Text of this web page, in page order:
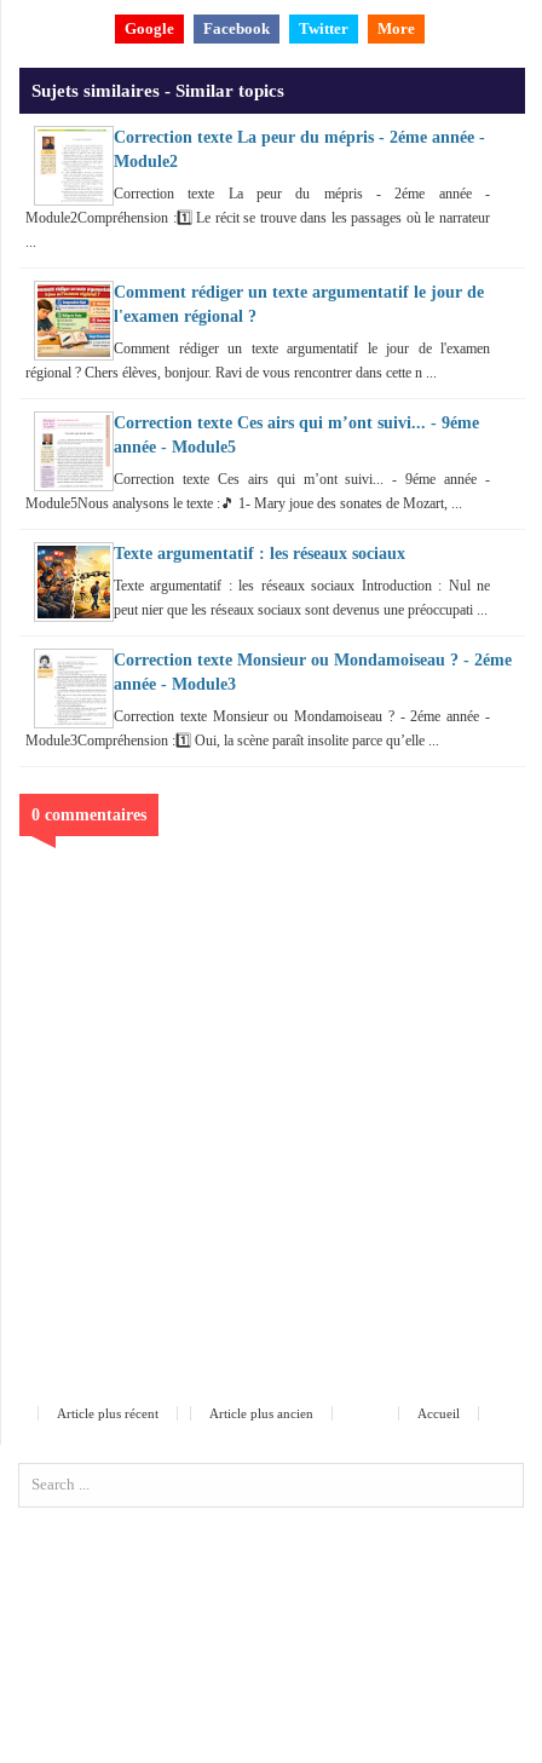
Google Facebook Twitter More
Sujets similaires - Similar topics
Correction texte La peur du mépris - 2éme année -
Module2
Correction texte La peur du mépris - 2éme année -
Module2Compréhension :1️⃣ Le récit se trouve dans les passages où le narrateur
...
Comment rédiger un texte argumentatif le jour de
l'examen régional ?
Comment rédiger un texte argumentatif le jour de l'examen
régional ? Chers élèves, bonjour. Ravi de vous rencontrer dans cette n ...
Correction texte Ces airs qui m’ont suivi... - 9éme
année - Module5
Correction texte Ces airs qui m’ont suivi... - 9éme année -
Module5Nous analysons le texte :🎵 1- Mary joue des sonates de Mozart, ...
Texte argumentatif : les réseaux sociaux
Texte argumentatif : les réseaux sociaux Introduction : Nul ne
peut nier que les réseaux sociaux sont devenus une préoccupati ...
Correction texte Monsieur ou Mondamoiseau ? - 2éme
année - Module3
Correction texte Monsieur ou Mondamoiseau ? - 2éme année -
Module3Compréhension :1️⃣ Oui, la scène paraît insolite parce qu’elle ...
0 commentaires
Article plus récent Article plus ancien Accueil